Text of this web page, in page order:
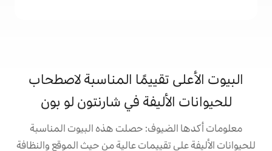
المناسبة لاصطحاب
في شارنتون لو بون
حصلت هذه البيوت المناسبة
عالية من حيث الموقع والنظافة